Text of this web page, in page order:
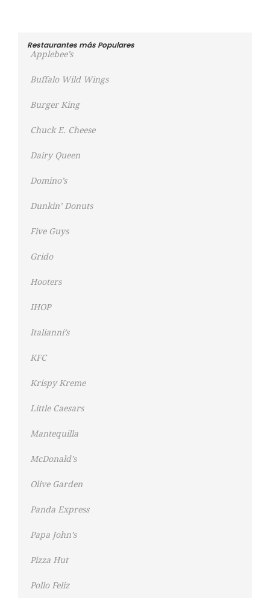
Restaurantes más Populares
Applebee’s
Buffalo Wild Wings
Burger King
Chuck E. Cheese
Dairy Queen
Domino’s
Dunkin’ Donuts
Five Guys
Grido
Hooters
IHOP
Italianni’s
KFC
Krispy Kreme
Little Caesars
Mantequilla
McDonald’s
Olive Garden
Panda Express
Papa John’s
Pizza Hut
Pollo Feliz